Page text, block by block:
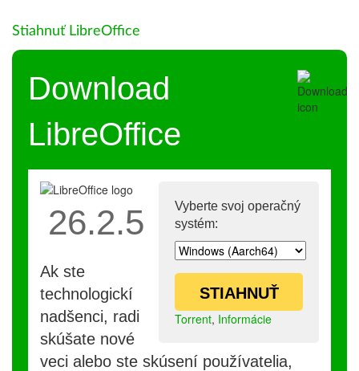
Stiahnuť LibreOffice
Download
LibreOffice
Vyberte svoj operačný
systém:
STIAHNUŤ
Torrent, Informácie
26.2.5
Ak ste
technologickí
nadšenci, radi
skúšate nové
veci alebo ste skúsení používatelia,